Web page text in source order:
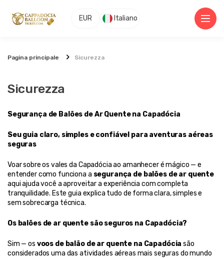
EUR Italiano
Pagina principale Sicurezza
Sicurezza
Segurança de Balões de Ar Quente na Capadócia
Seu guia claro, simples e confiável para aventuras aéreas
seguras
Voar sobre os vales da Capadócia ao amanhecer é mágico — e
entender como funciona a segurança de balões de ar quente
aqui ajuda você a aproveitar a experiência com completa
tranquilidade. Este guia explica tudo de forma clara, simples e
sem sobrecarga técnica.
Os balões de ar quente são seguros na Capadócia?
Sim — os voos de balão de ar quente na Capadócia são
considerados uma das atividades aéreas mais seguras do mundo